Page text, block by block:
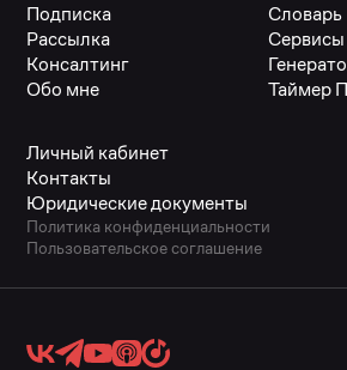
Подписка
Рассылка
Консалтинг
Обо мне
Словарь
Сервисы
Таймер
Личный кабинет
Контакты
Юридические документы
Политика конфиденциальности
Пользовательское соглашение